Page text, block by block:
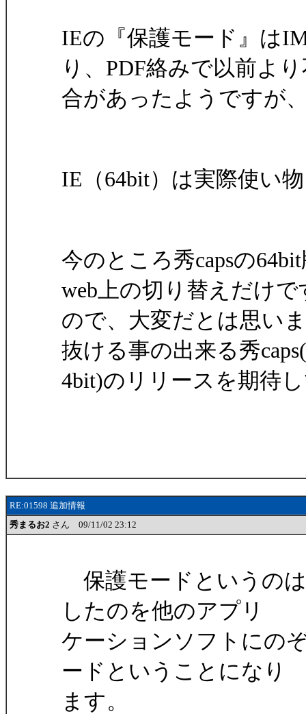
IEの『保護モード』は
り、PDF絡みで以前よ
合があったようですが
IE（64bit）は実際使い
今のところ秀capsの
web上の切り替えだけで
ので、大変だとは思い
抜ける事の出来る秀
4bit)のリリースを期待
RE:01598 追加情報
秀まるお2 さん 09/11/02 23:12
保護モードというの
したのを他のアプリ
ケーションソフトにの
ードということになり
ます。